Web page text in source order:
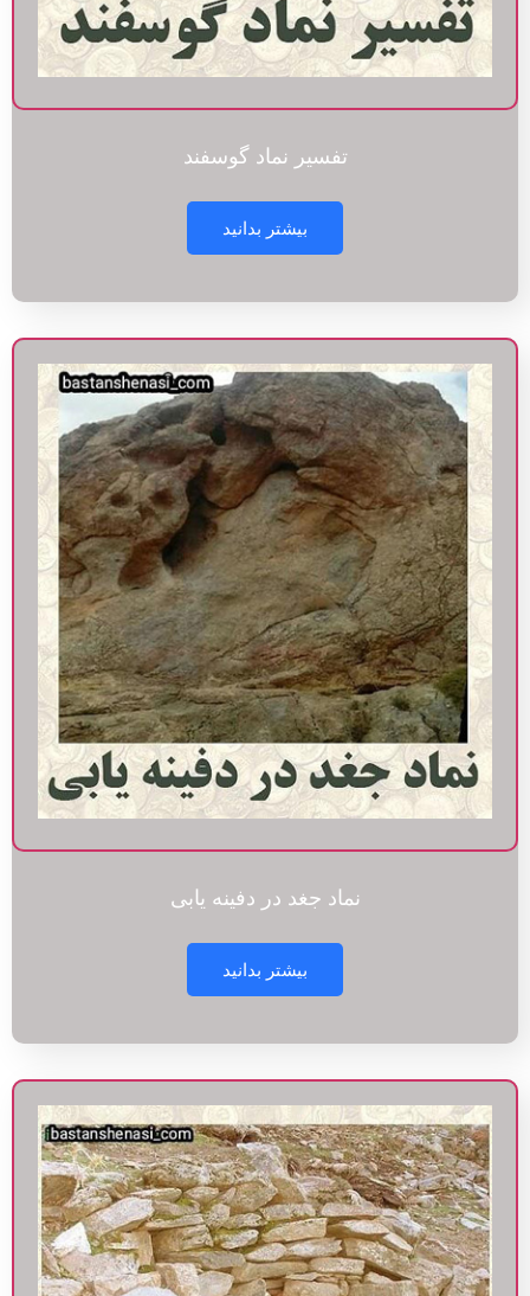
تفسیر نماد گوسفند
بیشتر بدانید
نماد جغد در دفینه یابی
بیشتر بدانید